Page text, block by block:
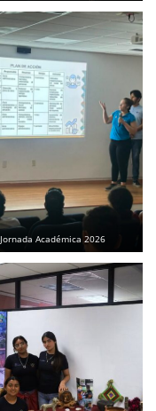
Jornada Académica 2026